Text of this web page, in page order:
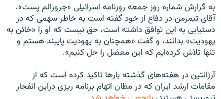
به گزارش شماره روز جمعه روزنامه اسرائیلی «جروزالم پست»،
آقای تیمرمن در دفاع از خود گفته است به خاطر سهمی که در
دستیابی به این توافق داشته است، حق نیست که او را «خائن به
یهودیت» بدانند، و گفت «همچنان به یهودیت پایبند هستم و
تنها تلاش کرده‌ایم که این معضل را حل کنیم».
آرژانتین در هفته‌های گذشته بارها تاکید کرده است که از
مقامات ارشد ایران که در مظان اتهام برنامه ریزی دراین انفجار